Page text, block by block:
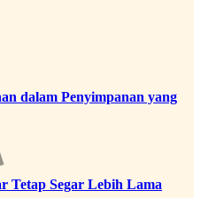
dalam Penyimpanan yang
Tetap Segar Lebih Lama